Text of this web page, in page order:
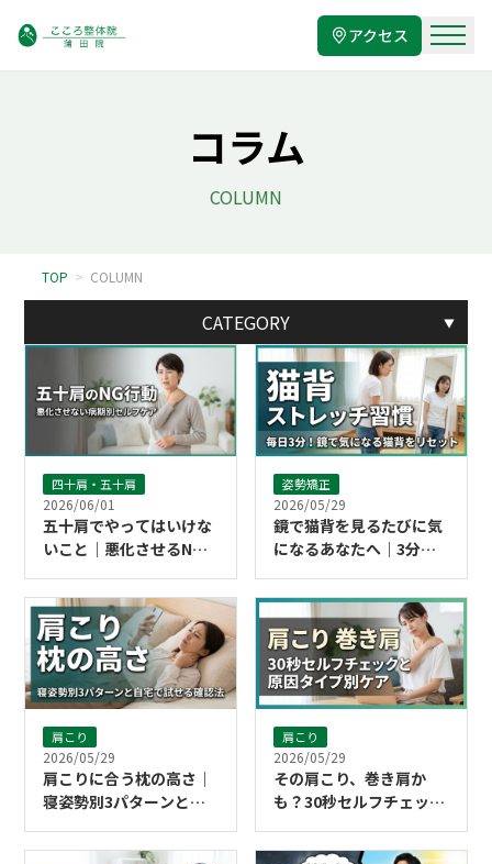
アクセス
コラム
COLUMN
TOP > COLUMN
四十肩・五十肩
2026/06/01
五十肩でやってはいけな
いこと｜悪化させるNG
ケア
姿勢矯正
2026/05/29
鏡で猫背を見るたびに気
になるあなたへ｜3分で
肩こり
2026/05/29
肩こりに合う枕の高さ｜
寝姿勢別3パターンと自
肩こり
2026/05/29
その肩こり、巻き肩か
も？30秒セルフチェック
CATEGORY ▼